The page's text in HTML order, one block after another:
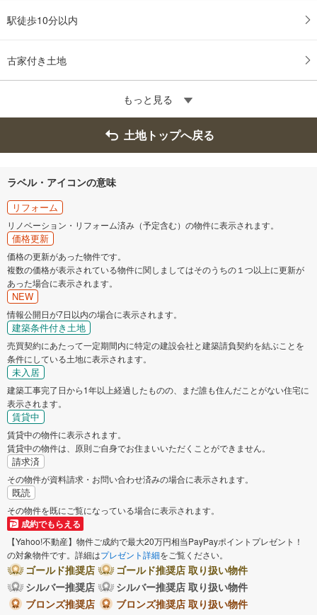
駅徒歩10分以内
古家付き土地
もっと見る
土地トップへ戻る
ラベル・アイコンの意味
リフォーム
リノベーション・リフォーム済み（予定含む）の物件に表示されます。
価格更新
価格の更新があった物件です。
複数の価格が表示されている物件に関しましてはそのうちの１つ以上に更新が
あった場合に表示されます。
NEW
情報公開日が7日以内の場合に表示されます。
建築条件付き土地
売買契約にあたって一定期間内に特定の建設会社と建築請負契約を結ぶことを
条件にしている土地に表示されます。
未入居
建築工事完了日から1年以上経過したものの、まだ誰も住んだことがない住宅に
表示されます。
賃貸中
賃貸中の物件に表示されます。
賃貸中の物件は、原則ご自身でお住まいいただくことができません。
請求済
その物件が資料請求・お問い合わせ済みの場合に表示されます。
既読
その物件を既にご覧になっている場合に表示されます。
成約でもらえる
【Yahoo!不動産】物件ご成約で最大20万円相当PayPayポイントプレゼント！
の対象物件です。詳細はプレゼント詳細をご覧ください。
ゴールド推奨店
ゴールド推奨店 取り扱い物件
シルバー推奨店
シルバー推奨店 取り扱い物件
ブロンズ推奨店
ブロンズ推奨店 取り扱い物件